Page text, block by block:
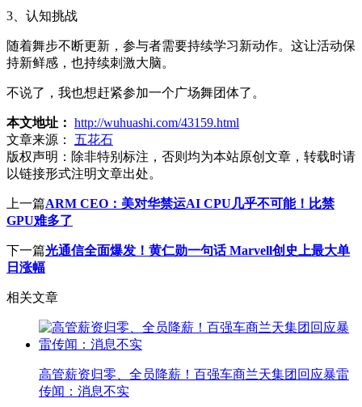
3、认知挑战
随着舞步不断更新，参与者需要持续学习新动作。这让活动保
持新鲜感，也持续刺激大脑。
不说了，我也想赶紧参加一个广场舞团体了。
本文地址： http://wuhuashi.com/43159.html
文章来源：
五花石
版权声明： 除非特别标注，否则均为本站原创文章，转载时请
以链接形式注明文章出处。
上一篇ARM CEO：美对华禁运AI CPU几乎不可能！比禁
GPU难多了
下一篇光通信全面爆发！黄仁勋一句话 Marvell创史上最大单
日涨幅
相关文章
高管薪资归零、全员降薪！百强车商兰天集团回应暴雷
传闻：消息不实